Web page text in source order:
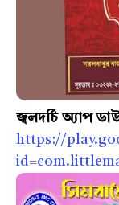
জ্বলদর্চি অ্যাপ
https://